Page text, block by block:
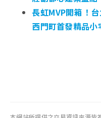
長虹MVP開箱！
西門町首發精品小